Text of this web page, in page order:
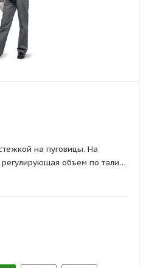
на пуговицы. На
регулирующая объем по талии.
карманами для
87